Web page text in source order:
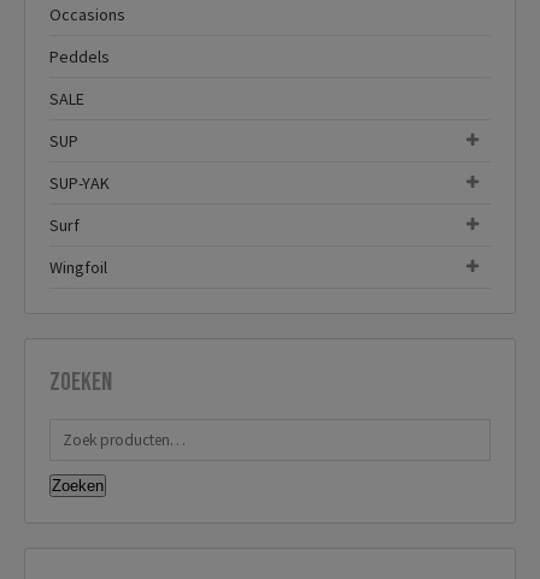
Occasions
Peddels
SALE
SUP
SUP-YAK
Surf
Wingfoil
Zoeken
Zoeken